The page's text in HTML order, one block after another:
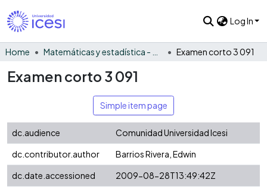
Log In
Home Examen corto 3 091
Examen corto 3 091
Simple item page
dc.audience
Comunidad Universidad Icesi
dc.contributor.author
Barrios Rivera, Edwin
dc.date.accessioned
2009-08-28T13:49:42Z